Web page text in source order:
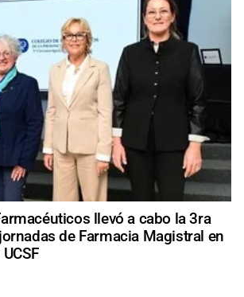
llevó a cabo la 3ra
de Farmacia Magistral en